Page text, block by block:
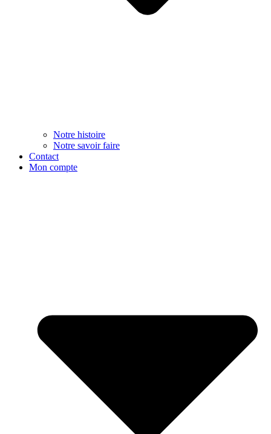
Notre histoire
Notre savoir faire
Contact
Mon compte